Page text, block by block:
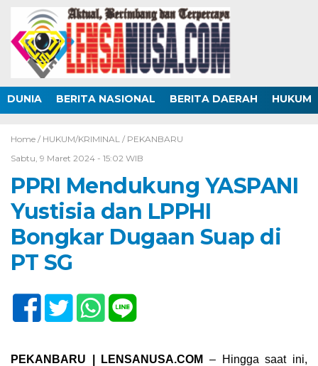
DUNIA BERITA NASIONAL BERITA DAERAH HUKUM
Home / HUKUM/KRIMINAL / PEKANBARU
Sabtu, 9 Maret 2024 - 15:02 WIB
PPRI Mendukung YASPANI
Yustisia dan LPPHI
Bongkar Dugaan Suap di
PT SG
PEKANBARU | LENSANUSA.COM
– Hingga saat ini,